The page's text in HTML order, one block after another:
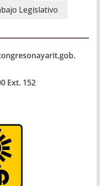
Legislativo
Ext. 152